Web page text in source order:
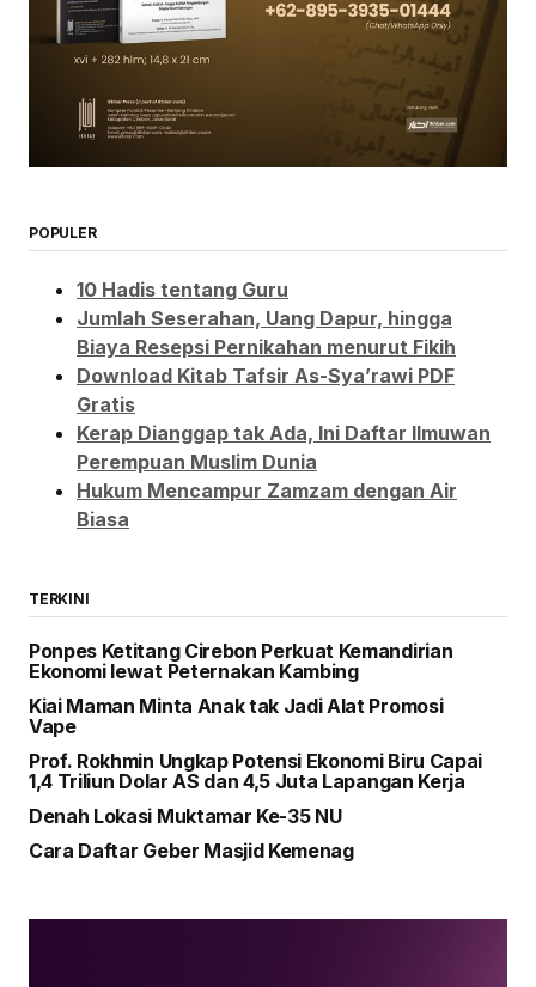
POPULER
10 Hadis tentang Guru
Jumlah Seserahan, Uang Dapur, hingga
Biaya Resepsi Pernikahan menurut Fikih
Download Kitab Tafsir As-Sya’rawi PDF
Gratis
Kerap Dianggap tak Ada, Ini Daftar Ilmuwan
Perempuan Muslim Dunia
Hukum Mencampur Zamzam dengan Air
Biasa
TERKINI
Ponpes Ketitang Cirebon Perkuat Kemandirian
Ekonomi lewat Peternakan Kambing
Kiai Maman Minta Anak tak Jadi Alat Promosi
Vape
Prof. Rokhmin Ungkap Potensi Ekonomi Biru Capai
1,4 Triliun Dolar AS dan 4,5 Juta Lapangan Kerja
Denah Lokasi Muktamar Ke-35 NU
Cara Daftar Geber Masjid Kemenag